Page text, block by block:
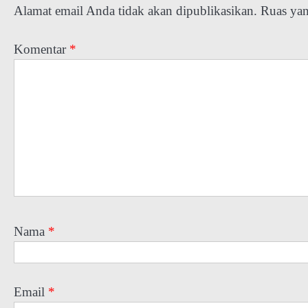
Alamat email Anda tidak akan dipublikasikan. Ruas
Komentar *
Nama *
Email *